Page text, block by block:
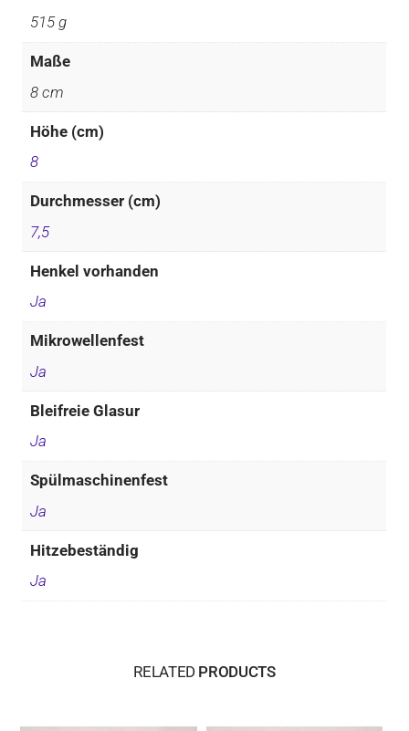
515 g
Maße
8 cm
Höhe (cm)
8
Durchmesser (cm)
7,5
Henkel vorhanden
Ja
Mikrowellenfest
Ja
Bleifreie Glasur
Ja
Spülmaschinenfest
Ja
Hitzebeständig
Ja
RELATEDPRODUCTS